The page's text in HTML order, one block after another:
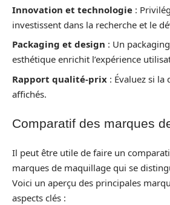
Innovation et technologie :
investissent dans la recherche et le
Packaging et design : Un
esthétique enrichit l’expérience
Rapport qualité-prix : Évaluez si
affichés.
Comparatif des marques
Il peut être utile de faire un
marques de maquillage qui se
Voici un aperçu des principales
aspects clés :